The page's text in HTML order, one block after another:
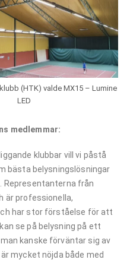
(HTK) valde MX15 – Lumine
LED
medlemmar:
klubbar vill vi påstå
bästa belysningslösningar
Representanterna från
är professionella,
har stor förståelse för att
se på belysning på ett
kanske förväntar sig av
mycket nöjda både med